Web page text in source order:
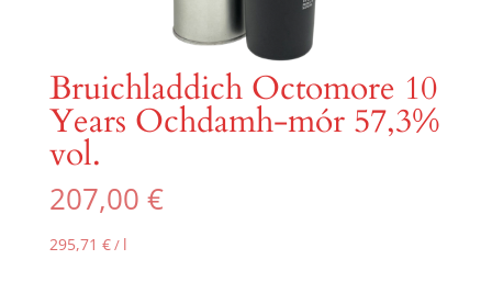
Bruichladdich Octomore 10
Years Ochdamh-mór 57,3%
vol.
207,00 €
295,71 €/ l